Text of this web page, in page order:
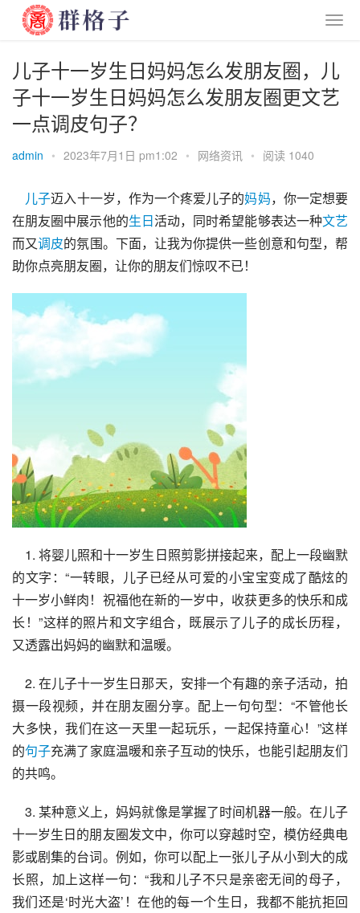
儿子十一岁生日妈妈怎么发朋友圈，儿
子十一岁生日妈妈怎么发朋友圈更文艺
一点调皮句子？
admin • 2023年7月1日 pm1:02 • 网络资讯 • 阅读 1040
儿子迈入十一岁，作为一个疼爱儿子的妈妈，你一定想要
在朋友圈中展示他的生日活动，同时希望能够表达一种文艺
而又调皮的氛围。下面，让我为你提供一些创意和句型，帮
助你点亮朋友圈，让你的朋友们惊叹不已！
的文字：“一转眼，儿子已经从可爱的小宝宝变成了酷炫的
十一岁小鲜肉！祝福他在新的一岁中，收获更多的快乐和成
长！”这样的照片和文字组合，既展示了儿子的成长历程，
又透露出妈妈的幽默和温暖。
    2. 在儿子十一岁生日那天，安排一个有趣的亲子活动，拍
摄一段视频，并在朋友圈分享。配上一句句型：“不管他长
大多快，我们在这一天里一起玩乐，一起保持童心！”这样
的句子充满了家庭温暖和亲子互动的快乐，也能引起朋友们
的共鸣。
    3. 某种意义上，妈妈就像是掌握了时间机器一般。在儿子
十一岁生日的朋友圈发文中，你可以穿越时空，模仿经典电
影或剧集的台词。例如，你可以配上一张儿子从小到大的成
长照，加上这样一句：“我和儿子不只是亲密无间的母子，
我们还是‘时光大盗’！在他的每一个生日，我都不能抗拒回